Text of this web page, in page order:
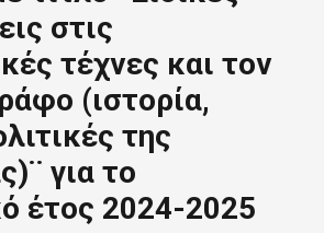
στις
τέχνες και τον
(ιστορία,
της
για το
έτος 2024-2025